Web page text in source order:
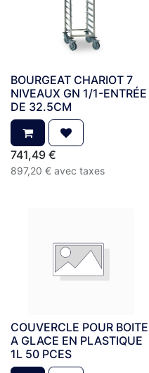
BOURGEAT CHARIOT 7
NIVEAUX GN 1/1-ENTRÉE
DE 32.5CM
741,49 €
897,20 € avec taxes
COUVERCLE POUR BOITE
A GLACE EN PLASTIQUE
1L 50 PCES